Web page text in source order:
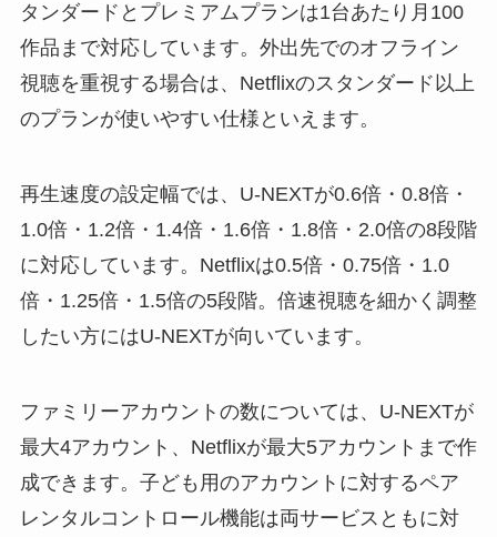
タンダードとプレミアムプランは1台あたり月100
作品まで対応しています。外出先でのオフライン
視聴を重視する場合は、Netflixのスタンダード以上
のプランが使いやすい仕様といえます。
再生速度の設定幅では、U-NEXTが0.6倍・0.8倍・
1.0倍・1.2倍・1.4倍・1.6倍・1.8倍・2.0倍の8段階
に対応しています。Netflixは0.5倍・0.75倍・1.0
倍・1.25倍・1.5倍の5段階。倍速視聴を細かく調整
したい方にはU-NEXTが向いています。
ファミリーアカウントの数については、U-NEXTが
最大4アカウント、Netflixが最大5アカウントまで作
成できます。子ども用のアカウントに対するペア
レンタルコントロール機能は両サービスともに対